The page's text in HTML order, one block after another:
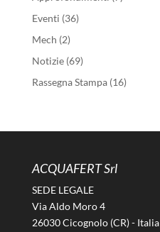
Eventi (36)
Mech (2)
Notizie(69)
Rassegna Stampa(16)
ACQUAFERT Srl
SEDE LEGALE
Via Aldo Moro 4
26030 Cicognolo (CR) - Italia